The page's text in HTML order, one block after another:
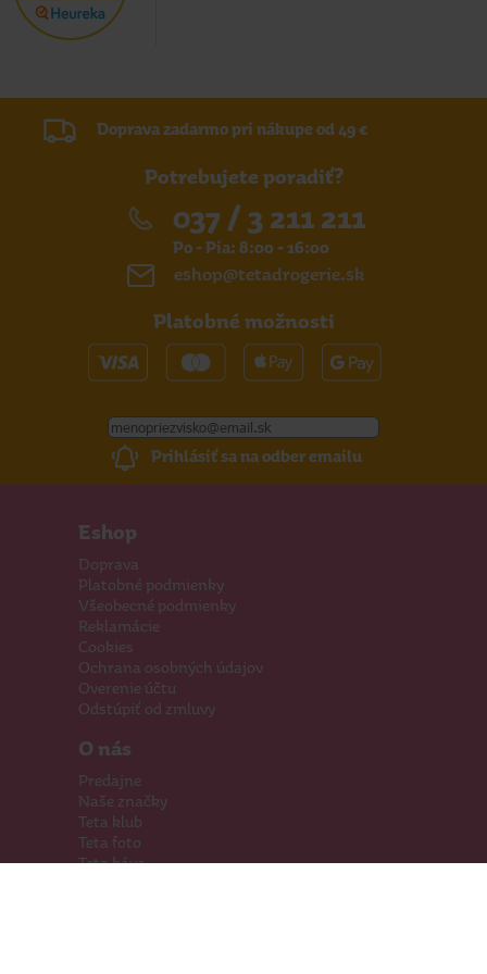
Doprava zadarmo pri nákupe od 49 €
Potrebujete poradiť?
037 / 3 211 211
Po - Pia: 8:00 - 16:00
eshop@tetadrogerie.sk
Platobné možnosti
Prihlásiť sa na odber emailu
Eshop
Doprava
Platobné podmienky
Všeobecné podmienky
Reklamácie
Cookies
Ochrana osobných údajov
Overenie účtu
Odstúpiť od zmluvy
O nás
Predajne
Naše značky
Teta klub
Teta foto
Teta káva